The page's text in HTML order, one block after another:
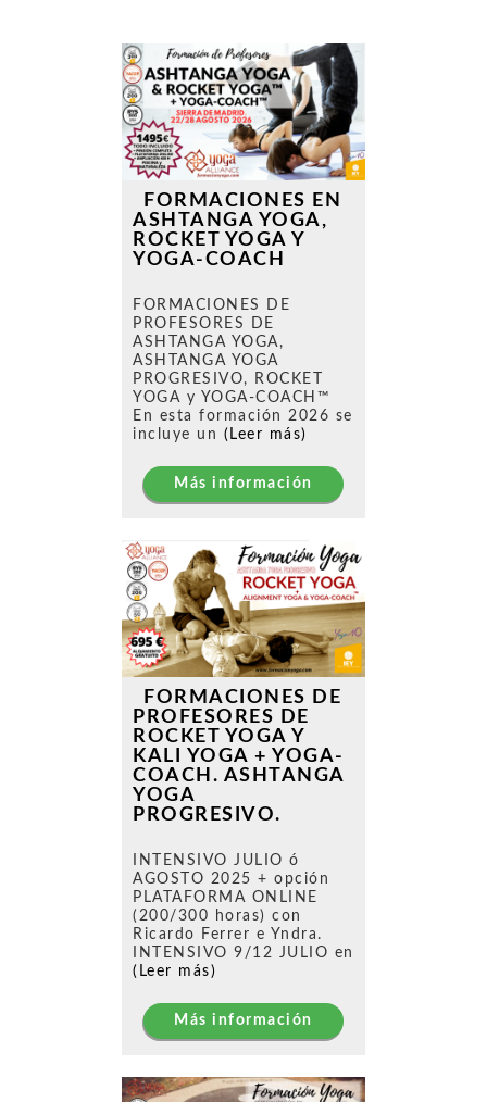
FORMACIONES EN
ASHTANGA YOGA,
ROCKET YOGA Y
YOGA-COACH
FORMACIONES DE
PROFESORES DE
ASHTANGA YOGA,
ASHTANGA YOGA
PROGRESIVO, ROCKET
YOGA y YOGA-COACH™
En esta formación 2026 se
incluye un (Leer más)
Más información
FORMACIONES DE
PROFESORES DE
ROCKET YOGA Y
KALI YOGA + YOGA-
COACH. ASHTANGA
YOGA
PROGRESIVO.
INTENSIVO JULIO ó
AGOSTO 2025 + opción
PLATAFORMA ONLINE
(200/300 horas) con
Ricardo Ferrer e Yndra.
INTENSIVO 9/12 JULIO en
(Leer más)
Más información